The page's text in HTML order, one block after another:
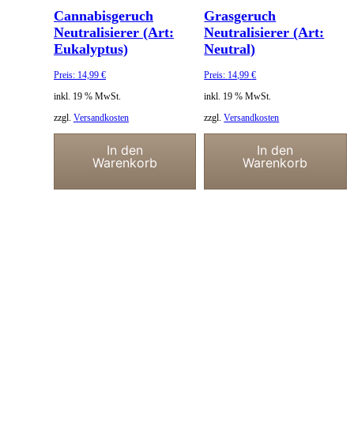
Cannabisgeruch
Neutralisierer (Art:
Eukalyptus)
Preis: 14,99 €
inkl. 19 % MwSt.
zzgl. Versandkosten
In den
Warenkorb
Grasgeruch
Neutralisierer (Art:
Neutral)
Preis: 14,99€
inkl. 19 % MwSt.
zzgl.Versandkosten
In den
Warenkorb